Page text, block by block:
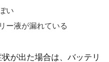
い
ー液が漏れている
が出た場合は、バッテリ